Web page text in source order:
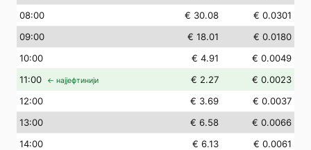
08:00 € 30.08
€ 0.0301
09:00 € 18.01
€ 0.0180
10:00 € 4.91
€ 0.0049
11:00 ← најјефтинији € 2.27
€ 0.0023
12:00 € 3.69
€ 0.0037
13:00 € 6.58
€ 0.0066
14:00 € 6.13
€ 0.0061